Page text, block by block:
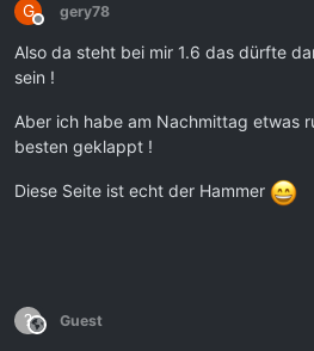
G
Offline
gery78
Also da steht bei mir 1.6 das dürfte
sein !
Aber ich habe am Nachmittag etwas
besten geklappt !
Diese Seite ist echt der Hammer
?This user is from outside of this forum
Guest